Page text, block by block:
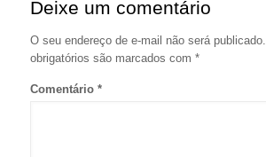
Deixe um comentário
O seu endereço de e-mail não será publicado.
obrigatórios são marcados com *
Comentário *